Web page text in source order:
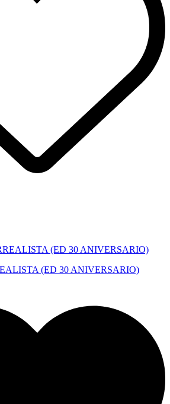
(ED 30 ANIVERSARIO)